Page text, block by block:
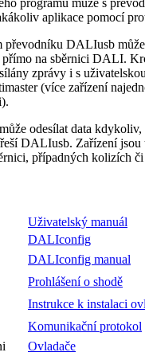
programu může s
aplikace pomocí
převodníku DALIusb
přímo na sběrnici DALI.
zprávy i s
(více zařízení
odesílat data
DALIusb. Zařízení jsou
případných kolizích
Uživatelský manuál
DALIconfig
DALIconfig manual
Prohlášení o shodě
Instrukce k instalaci
Komunikační protokol
Ovladače